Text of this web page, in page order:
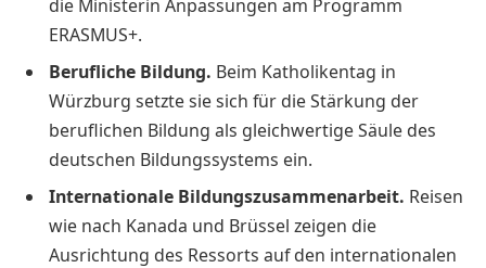
die Ministerin Anpassungen am Programm
ERASMUS+.
Berufliche Bildung. Beim Katholikentag in
Würzburg setzte sie sich für die Stärkung der
beruflichen Bildung als gleichwertige Säule des
deutschen Bildungssystems ein.
Internationale Bildungszusammenarbeit. Reisen
wie nach Kanada und Brüssel zeigen die
Ausrichtung des Ressorts auf den internationalen